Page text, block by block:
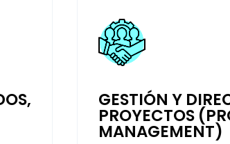
GESTIÓN Y
PROYECTOS
MANAGEMENT)